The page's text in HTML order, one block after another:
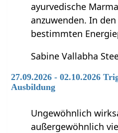
ayurvedische
anzuwenden. In
bestimmten
Sabine Vallabha
27.09.2026 - 02.10.2026
Ausbildung
Ungewöhnlich
außergewöhnlich